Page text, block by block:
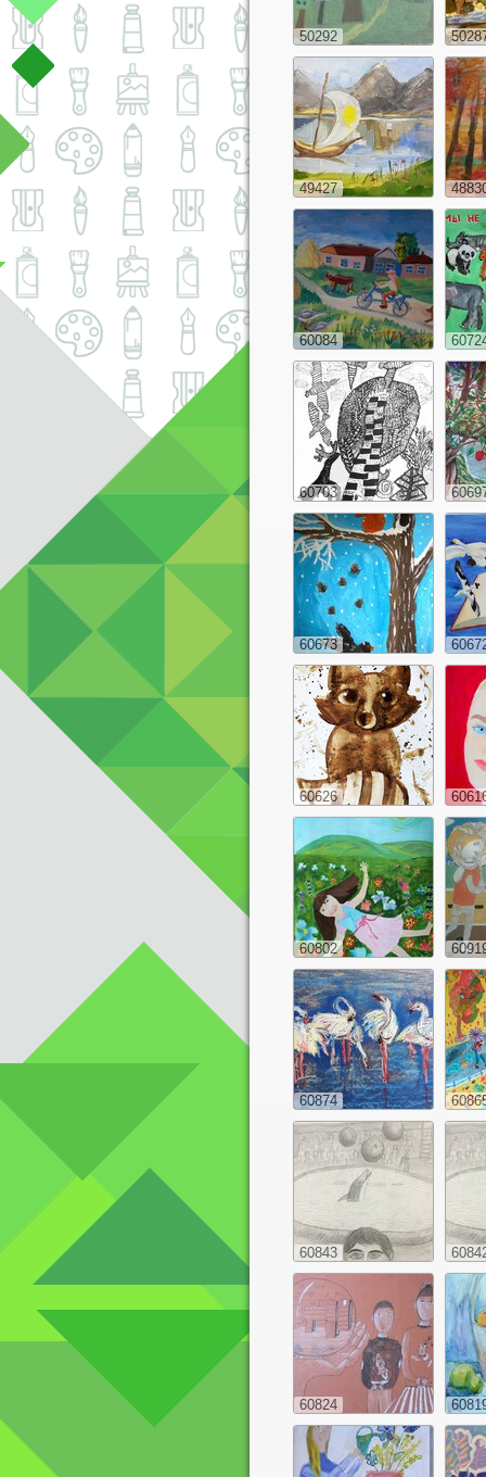
50292
49427
60084
60703
60673
60626
60802
60874
60843
60824